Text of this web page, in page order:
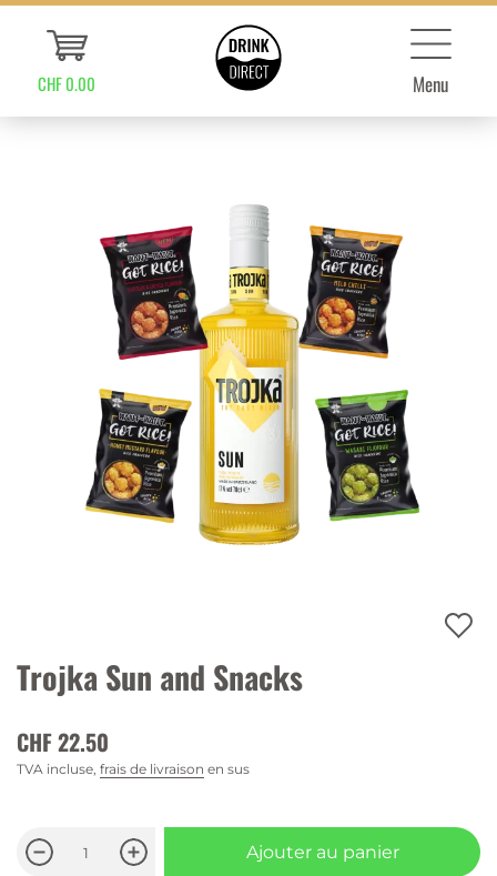
CHF 0.00 Menu
Trojka Sun and Snacks
CHF 22.50
TVA incluse, frais de livraison en sus
Ajouter au panier